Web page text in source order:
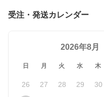
受注・発送カレンダー
2026年8月
日 月 火 水 木
26 27 28 29 30